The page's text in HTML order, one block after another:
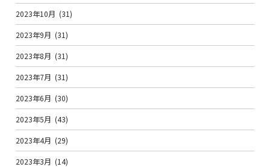
2023年10月 (31)
2023年9月 (31)
2023年8月 (31)
2023年7月 (31)
2023年6月 (30)
2023年5月 (43)
2023年4月 (29)
2023年3月 (14)